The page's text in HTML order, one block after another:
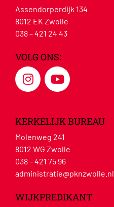
Assendorperdijk 134
8012 EK Zwolle
038 – 421 24 43
VOLG ONS:
KERKELIJK BUREAU
Molenweg 241
8012 WG Zwolle
038 – 421 75 96
administratie@pknzwolle.nl
WIJKPREDIKANT